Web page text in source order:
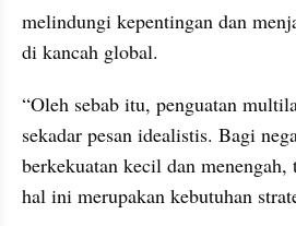
melindungi kepentingan dan
di kancah global.
“Oleh sebab itu, penguatan
sekadar pesan idealistis. Bagi
berkekuatan kecil dan menengah,
hal ini merupakan kebutuhan